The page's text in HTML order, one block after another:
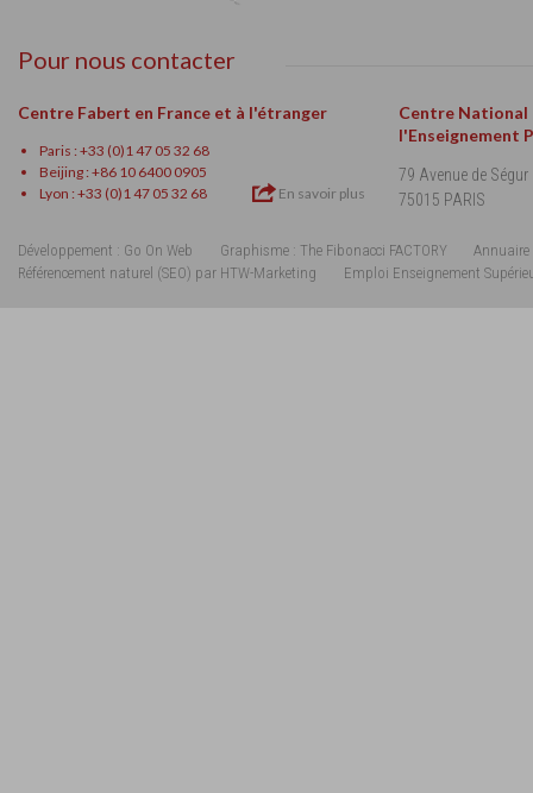
Pour nous contacter
Centre Fabert en France et à l'étranger
Paris : +33 (0)1 47 05 32 68
Beijing : +86 10 6400 0905
Lyon : +33 (0)1 47 05 32 68
En savoir plus
Centre National
l'Enseignement
79 Avenue de Ségur
75015 PARIS
Développement : Go On Web Graphisme : The Fibonacci FACTORY
Annuaire
Référencement naturel (SEO) par HTW-Marketing
Emploi Enseignement